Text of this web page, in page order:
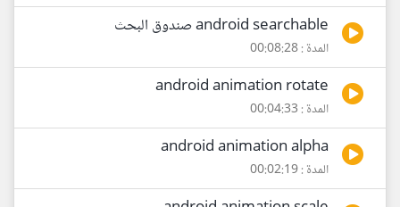
android searchable صندوق البحث
المدة : 00:08:28
android animation rotate
المدة : 00:04:33
android animation alpha
المدة : 00:02:19